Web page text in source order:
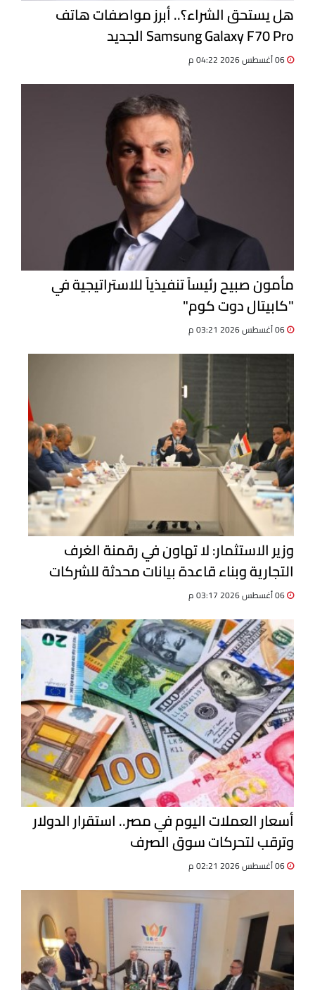
هل يستحق الشراء؟.. أبرز مواصفات هاتف
Samsung Galaxy F70 Pro الجديد
مأمون صبيح رئيساً تنفيذياً للاستراتيجية في
"كابيتال دوت كوم"
وزير الاستثمار: لا تهاون في رقمنة الغرف
التجارية وبناء قاعدة بيانات محدثة للشركات
أسعار العملات اليوم في مصر.. استقرار الدولار
وترقب لتحركات سوق الصرف